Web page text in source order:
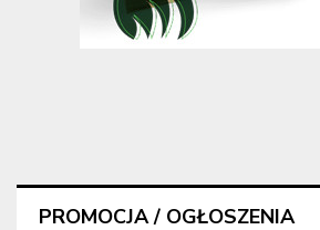
PROMOCJA / OGŁOSZENIA